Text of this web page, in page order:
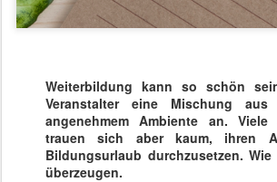
Weiterbildung kann so schön
Veranstalter eine Mischung
angenehmem Ambiente an. Viele
trauen sich aber kaum, ihren
Bildungsurlaub durchzusetzen.
überzeugen.